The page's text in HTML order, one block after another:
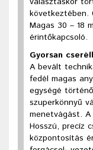
következtében.
Magas 30 – 18
érintőkapcsoló.
Gyorsan
A bevált
fedél magas
egységé
szuperkönnyű
menetvágást.
Hosszú, precíz
központosítás